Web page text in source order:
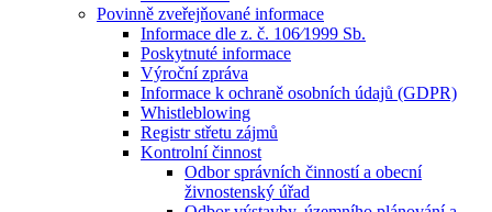
Povinně zveřejňované informace
Informace dle z. č. 106⁄1999 Sb.
Poskytnuté informace
Výroční zpráva
Informace k ochraně osobních údajů (GDPR)
Whistleblowing
Registr střetu zájmů
Kontrolní činnost
Odbor správních činností a obecní
živnostenský úřad